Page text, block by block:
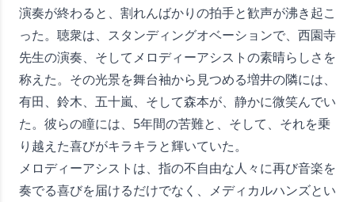
演奏が終わると、割れんばかりの拍手と歓声が沸き起こ
った。聴衆は、スタンディングオベーションで、西園寺
先生の演奏、そしてメロディーアシストの素晴らしさを
称えた。その光景を舞台袖から見つめる増井の隣には、
有田、鈴木、五十嵐、そして森本が、静かに微笑んでい
た。彼らの瞳には、5年間の苦難と、そして、それを乗
り越えた喜びがキラキラと輝いていた。
メロディーアシストは、指の不自由な人々に再び音楽を
奏でる喜びを届けるだけでなく、メディカルハンズとい